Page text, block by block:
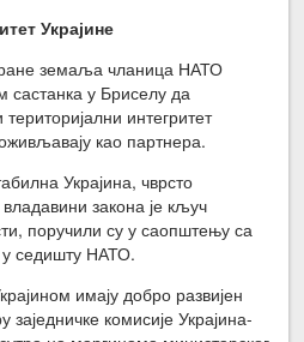
Украјине
земаља чланица НАТО
састанка у Бриселу да
интегритет
као партнера.
Украјина, чврсто
закона је кључ
поручили су у саопштењу са
у седишту НАТО.
имају добро развијен
заједничке комисије Украјина-